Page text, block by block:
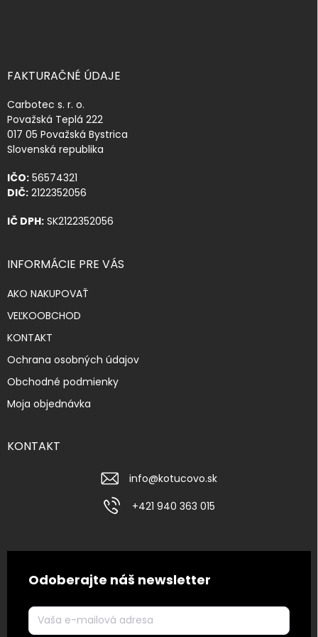
FAKTURAČNÉ ÚDAJE
Carbotec s. r. o.
Považská Teplá 222
017 05 Považská Bystrica
Slovenská republika
IČO: 56574321
DIČ: 2122352056
IČ DPH: SK2122352056
INFORMÁCIE PRE VÁS
AKO NAKUPOVAŤ
VEĽKOOBCHOD
KONTAKT
Ochrana osobných údajov
Obchodné podmienky
Moja objednávka
KONTAKT
info@kotucovo.sk
+421 940 363 015
Odoberajte náš newsletter